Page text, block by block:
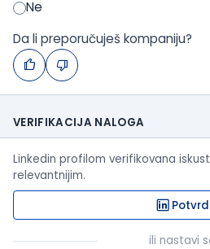
Ne
Da li preporučuješ kompaniju?
VERIFIKACIJA NALOGA
Linkedin profilom verifikovana
relevantnijim.
ili nastavi